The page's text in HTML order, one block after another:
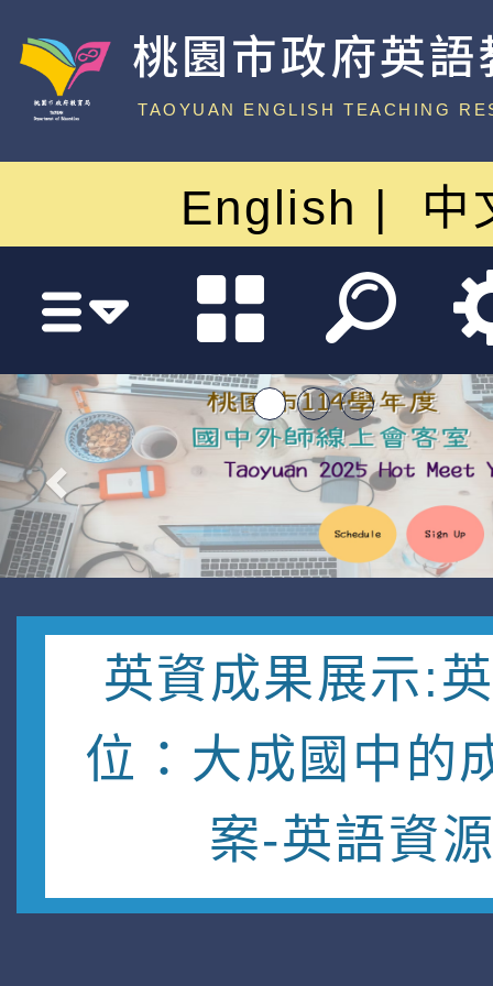
桃園市政府英
中心
TAOYUAN ENGLISH TEACHING
English 中
英資成果展示:
位：大成國中的
案-英語資